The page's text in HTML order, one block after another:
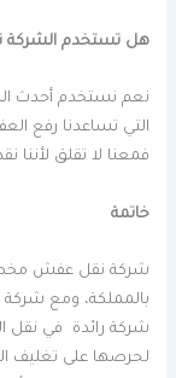
هل تستخدم الشركة
نعم نستخدم أحدث
التي تساعدنا رفع
فمعنا لا تقلق
خاتمة
بالمملكة، ومع
شركة رائدة في نقل
لحرصها على تغليف